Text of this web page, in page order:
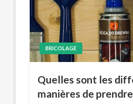
BRICOLAGE
Quelles sont les
manières de